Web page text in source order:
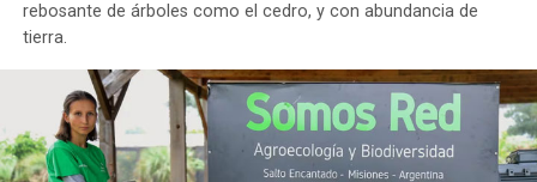
rebosante de árboles como el cedro, y con abundancia de
tierra.